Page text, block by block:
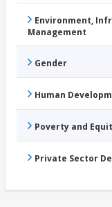
Environment,
Management
Gender
Human
Poverty and
Private Sector